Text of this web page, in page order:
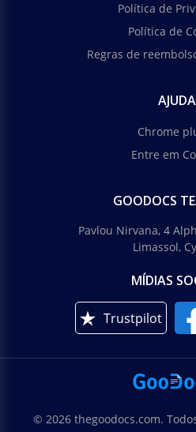
Política de
Política de
Regras de
AJUDA
Chrome
Entre em
GOODOCS
Pavlou Nirvana, 4
Limassol,
MÍDIAS
Trustpilot
© 2026 thegoodocs.com.